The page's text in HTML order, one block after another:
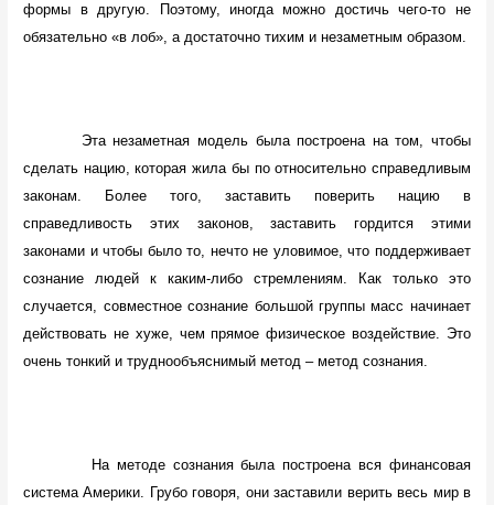
формы в другую. Поэтому, иногда можно достичь чего-то не
обязательно «в лоб», а достаточно тихим и незаметным образом.
Эта незаметная модель была построена на том, чтобы
сделать нацию, которая жила бы по относительно справедливым
законам. Более того, заставить поверить нацию в
справедливость этих законов, заставить гордится этими
законами и чтобы было то, нечто не уловимое, что поддерживает
сознание людей к каким-либо стремлениям. Как только это
случается, совместное сознание большой группы масс начинает
действовать не хуже, чем прямое физическое воздействие. Это
очень тонкий и труднообъяснимый метод – метод сознания.
На методе сознания была построена вся финансовая
система Америки. Грубо говоря, они заставили верить весь мир в